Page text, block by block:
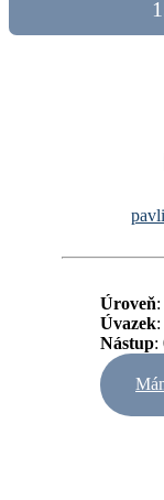
Úroveň
Úvazek:
Nástup: